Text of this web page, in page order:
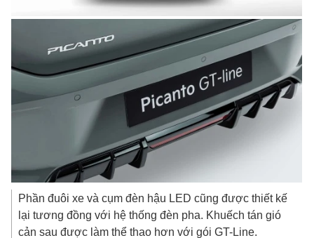
Phần đuôi xe và cụm đèn hậu LED cũng được thiết kế
lại tương đồng với hệ thống đèn pha. Khuếch tán gió
cản sau được làm thể thao hơn với gói GT-Line.